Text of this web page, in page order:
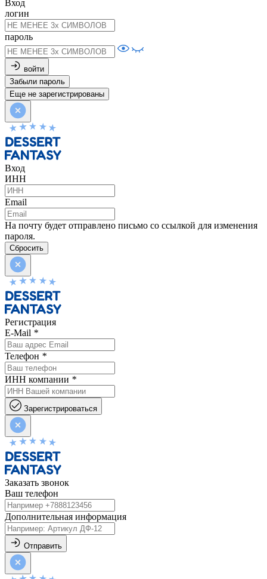
Вход
логин
пароль
войти
Забыли пароль
Еще не зарегистрированы
Вход
ИНН
Email
На почту будет отправлено письмо со ссылкой для изменения
пароля.
Сбросить
Регистрация
E-Mail *
Телефон *
ИНН компании *
Зарегистрироваться
Заказать звонок
Ваш телефон
Дополнительная информация
Отправить